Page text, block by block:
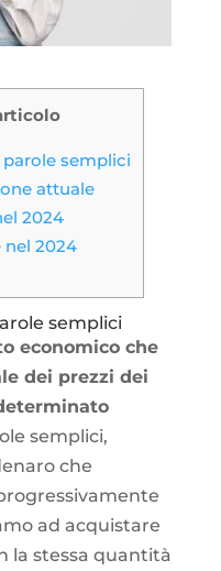
parole semplici
attuale
2024
nel 2024
semplici
economico che
dei prezzi dei
semplici,
che
ad acquistare
la stessa quantità